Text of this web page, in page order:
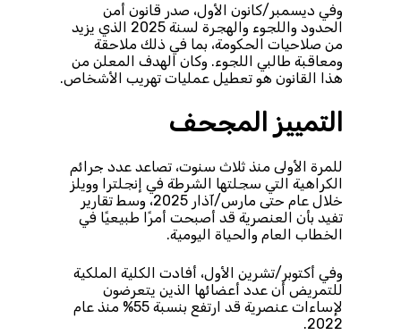
وفي ديسمبر/كانون الأول، صدر قانون أمن
الحدود واللجوء والهجرة لسنة 2025 الذي يزيد
من صلاحيات الحكومة، بما في ذلك ملاحقة
ومعاقبة طالبي اللجوء. وكان الهدف المعلن من
هذا القانون هو تعطيل عمليات تهريب الأشخاص.
التمييز المجحف
للمرة الأولى منذ ثلاث سنوت، تصاعد عدد جرائم
الكراهية التي سجلتها الشرطة في إنجلترا وويلز
خلال عام حتى مارس/آذار 2025، وسط تقارير
تفيد بأن العنصرية قد أصبحت أمرًا طبيعيًا في
الخطاب العام والحياة اليومية.
وفي أكتوبر/تشرين الأول، أفادت الكلية الملكية
للتمريض أن عدد أعضائها الذين يتعرضون
لإساءات عنصرية قد ارتفع بنسبة 55% منذ عام
2022.